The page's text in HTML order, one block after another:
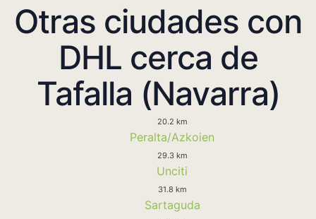
Otras ciudades con
DHL cerca de
Tafalla (Navarra)
20.2 km
Peralta/Azkoien
29.3 km
Unciti
31.8 km
Sartaguda